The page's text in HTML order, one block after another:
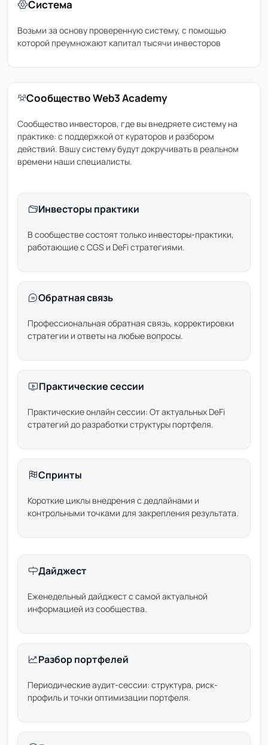
Система
Возьми за основу проверенную систему, с помощью
которой преумножают капитал тысячи инвесторов
Сообщество Web3 Academy
Сообщество инвесторов, где вы внедряете систему на
практике: с поддержкой от кураторов и разбором
действий. Вашу систему будут докручивать в реальном
времени наши специалисты.
Инвесторы практики
В сообществе состоят только инвесторы-практики,
работающие с CGS и DeFi стратегиями.
Обратная связь
Профессиональная обратная связь, корректировки
стратегии и ответы на любые вопросы.
Практические сессии
Практические онлайн сессии: От актуальных DeFi
стратегий до разработки структуры портфеля.
Спринты
Короткие циклы внедрения с дедлайнами и
контрольными точками для закрепления результата.
Дайджест
Еженедельный дайджест с самой актуальной
информацией из сообщества.
Разбор портфелей
Периодические аудит-сессии: структура, риск-
профиль и точки оптимизации портфеля.